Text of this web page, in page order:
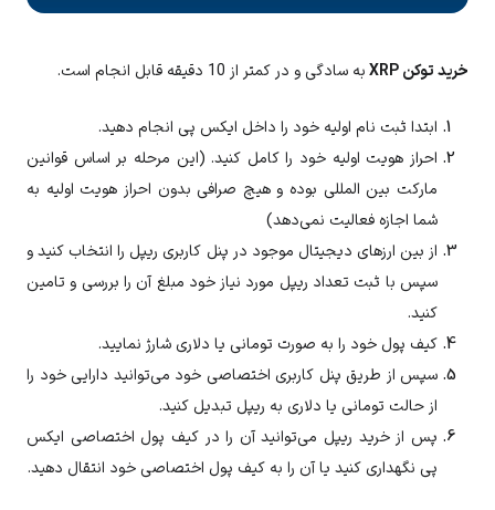
خرید توکن XRP به سادگی و در کمتر از 10 دقیقه قابل انجام است.
ابتدا ثبت نام اولیه خود را داخل ایکس پی انجام دهید.
احراز هویت اولیه خود را کامل کنید. (این مرحله بر اساس قوانین
مارکت بین المللی بوده و هیچ صرافی بدون احراز هویت اولیه به
شما اجازه فعالیت نمی‌دهد)
از بین ارزهای دیجیتال موجود در پنل کاربری ریپل را انتخاب کنید و
سپس با ثبت تعداد ریپل مورد نیاز خود مبلغ آن را بررسی و تامین
کنید.
کیف پول خود را به صورت تومانی یا دلاری شارژ نمایید.
سپس از طریق پنل کاربری اختصاصی خود می‌توانید دارایی خود را
از حالت تومانی یا دلاری به ریپل تبدیل کنید.
پس از خرید ریپل می‌توانید آن را در کیف پول اختصاصی ایکس
پی نگهداری کنید یا آن را به کیف پول اختصاصی خود انتقال دهید.